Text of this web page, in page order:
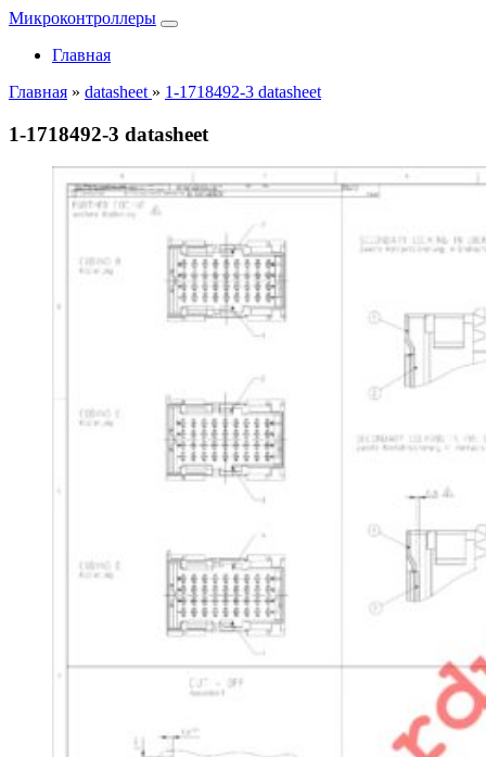
Микроконтроллеры
Главная
Главная » datasheet » 1-1718492-3 datasheet
1-1718492-3 datasheet